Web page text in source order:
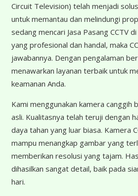
Circuit Television) telah menjadi
untuk memantau dan melindungi
sedang mencari Jasa Pasang CCTV
yang profesional dan handal, maka
jawabannya. Dengan pengalaman
menawarkan layanan terbaik untuk
keamanan Anda.
Kami menggunakan kamera canggih
asli. Kualitasnya telah teruji dengan
daya tahan yang luar biasa. Kamera
mampu menangkap gambar yang
memberikan resolusi yang tajam.
dihasilkan sangat detail, baik pada
hari.